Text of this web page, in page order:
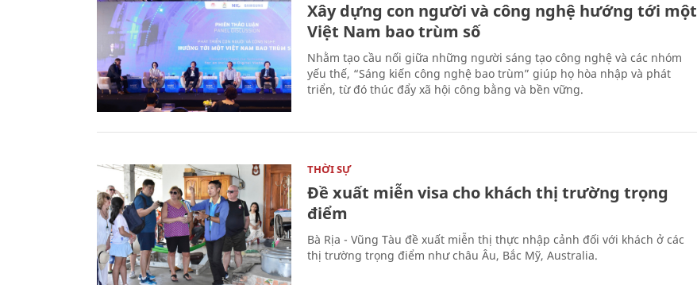
Xây dựng con người và công nghệ hướng tới một
Việt Nam bao trùm số
Nhằm tạo cầu nối giữa những người sáng tạo công nghệ và các nhóm
yếu thế, “Sáng kiến công nghệ bao trùm” giúp họ hòa nhập và phát
triển, từ đó thúc đẩy xã hội công bằng và bền vững.
THỜI SỰ
Đề xuất miễn visa cho khách thị trường trọng
điểm
Bà Rịa - Vũng Tàu đề xuất miễn thị thực nhập cảnh đối với khách ở các
thị trường trọng điểm như châu Âu, Bắc Mỹ, Australia.